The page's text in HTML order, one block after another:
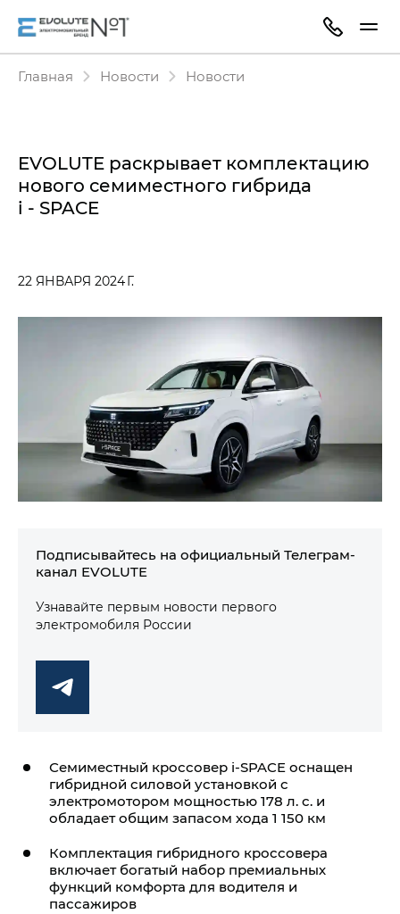
Главная Новости Новости
EVOLUTE раскрывает комплектацию
нового семиместного гибрида
i - SPACE
22 ЯНВАРЯ 2024 Г.
Подписывайтесь на официальный Телеграм-
канал EVOLUTE
Узнавайте первым новости первого
электромобиля России
Семиместный кроссовер i‑SPACE оснащен
гибридной силовой установкой с
электромотором мощностью 178 л. с. и
обладает общим запасом хода 1 150 км
Комплектация гибридного кроссовера
включает богатый набор премиальных
функций комфорта для водителя и
пассажиров